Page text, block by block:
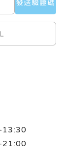
13:30
21:00